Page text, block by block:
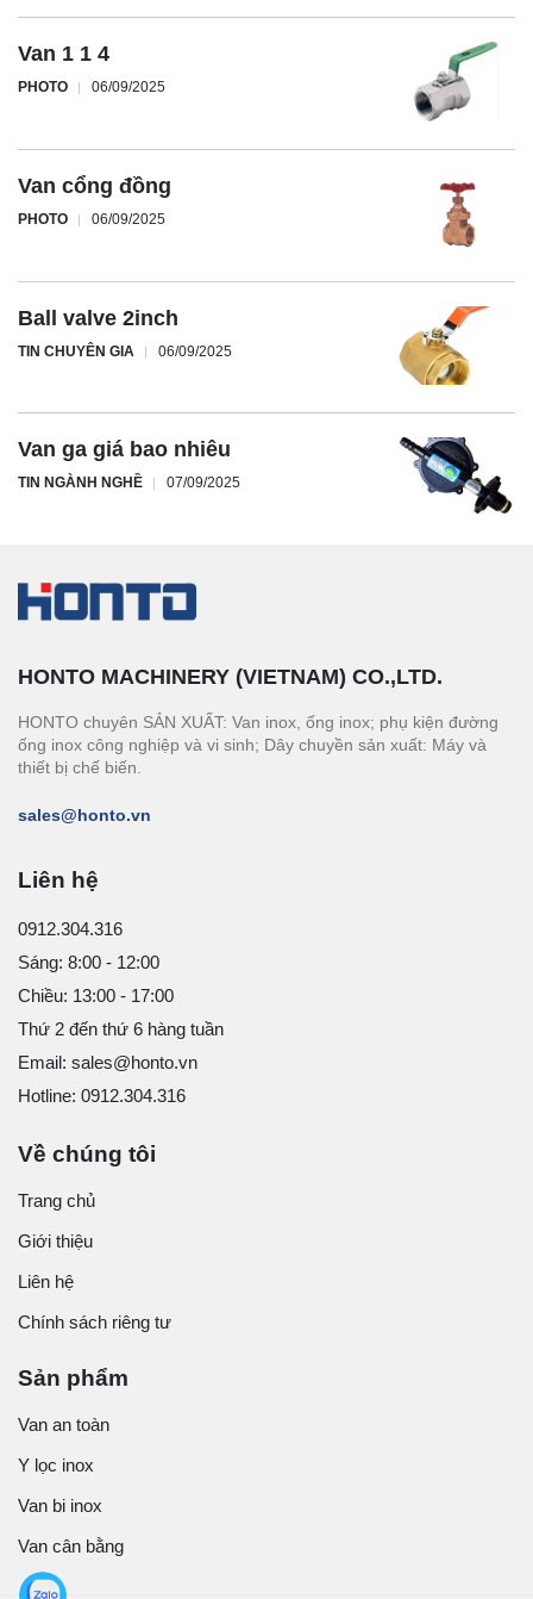
Van 1 1 4
PHOTO 06/09/2025
Van cổng đồng
PHOTO 06/09/2025
Ball valve 2inch
TIN CHUYÊN GIA 06/09/2025
Van ga giá bao nhiêu
TIN NGÀNH NGHỀ 07/09/2025
HONTO MACHINERY (VIETNAM) CO.,LTD.
HONTO chuyên SẢN XUẤT: Van inox, ống inox; phụ kiện đường
ống inox công nghiệp và vi sinh; Dây chuyền sản xuất: Máy và
thiết bị chế biến.
sales@honto.vn
Liên hệ
0912.304.316
Sáng: 8:00 - 12:00
Chiều: 13:00 - 17:00
Thứ 2 đến thứ 6 hàng tuần
Email: sales@honto.vn
Hotline: 0912.304.316
Về chúng tôi
Trang chủ
Giới thiệu
Liên hệ
Chính sách riêng tư
Sản phẩm
Van an toàn
Y lọc inox
Van bi inox
Van cân bằng